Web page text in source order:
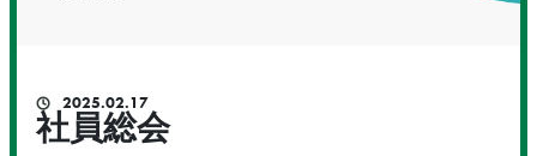
2025.02.17
社員総会